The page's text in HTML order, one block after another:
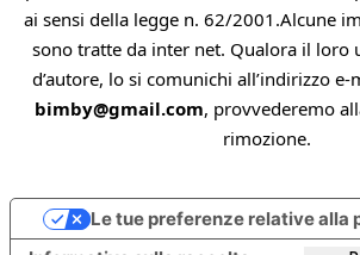
ai sensi della legge n. 62/2001.Alcune
sono tratte da inter net. Qualora il loro
d’autore, lo si comunichi all’indirizzo e-
bimby@gmail.com, provvederemo
rimozione.
Le tue preferenze relative alla